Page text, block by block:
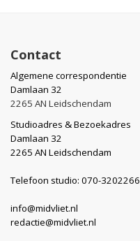
Contact
Algemene correspondentie
Damlaan 32
2265 AN Leidschendam
Studioadres & Bezoekadres
Damlaan 32
2265 AN Leidschendam
Telefoon studio: 070-3202266
info@midvliet.nl
redactie@midvliet.nl